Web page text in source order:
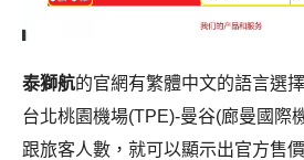
泰獅航的官網有繁體中文的語言選
台北桃園機場(TPE)-曼谷(廊曼國際
跟旅客人數，就可以顯示出官方售價